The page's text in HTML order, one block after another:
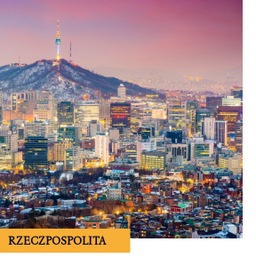
RZECZPOSPOLITA